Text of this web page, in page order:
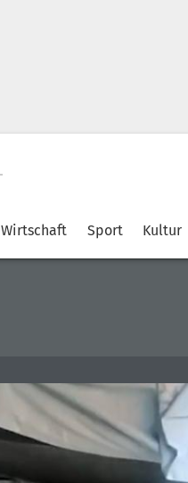
Wirtschaft Sport Kultur